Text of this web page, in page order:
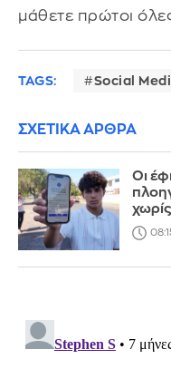
μάθετε πρώτοι όλες
TAGS: Social
ΣΧΕΤΙΚΑ ΑΡΘΡΑ
Οι